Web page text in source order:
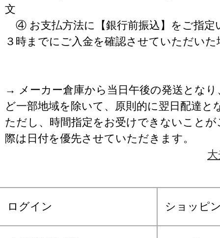
文
④ お支払方法に【銀行前振込】をご指定
３時までにご入金を確認させていただいた
→ メーカー倉庫から当日午後の発送となり
ど一部地域を除いて、原則的に翌日配達と
ただし、時間指定をお受けできないこと
際は日付を優先させていただきます。
ログイン ショッピ